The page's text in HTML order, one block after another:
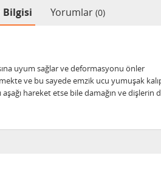
Bilgisi Yorumlar (0)
uyum sağlar ve deformasyonu önler
ve bu sayede emzik ucu yumuşak
hareket etse bile damağın ve